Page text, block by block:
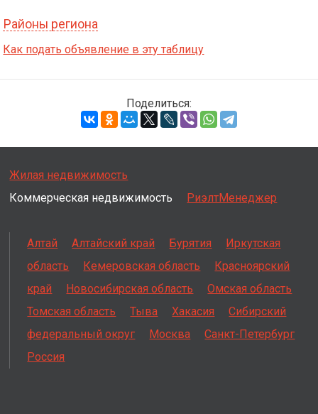
Районы региона
Как подать объявление в эту таблицу
Поделиться:
Жилая недвижимость
Коммерческая недвижимость
РиэлтМенеджер
Алтай Алтайский край Бурятия
Иркутская
область
Кемеровская область
Красноярский
край
Новосибирская область
Омская область
Томская область
Тыва Хакасия
Сибирский
федеральный округ
Москва
Санкт-Петербург
Россия